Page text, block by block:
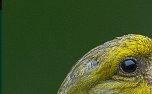
http://www.visueelconcept.nl/sitemap.xml.gz